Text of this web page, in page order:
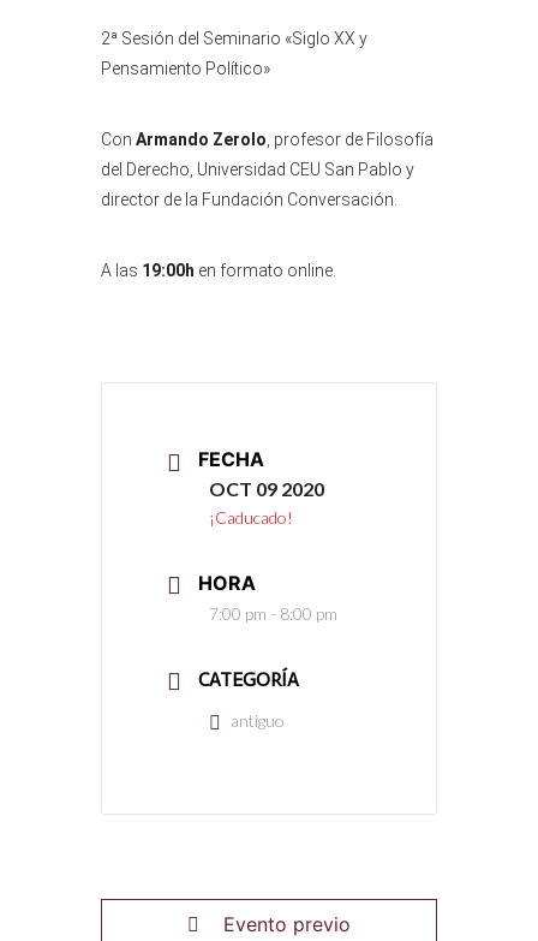
2ª Sesión del Seminario «Siglo XX y
Pensamiento Político»
Con Armando Zerolo , profesor de Filosofía
del Derecho, Universidad CEU San Pablo y
director de la Fundación Conversación.
A las 19:00h en formato online.
FECHA
OCT 09 2020
¡Caducado!
HORA
7:00 pm - 8:00 pm
CATEGORÍA
antiguo
Evento previo